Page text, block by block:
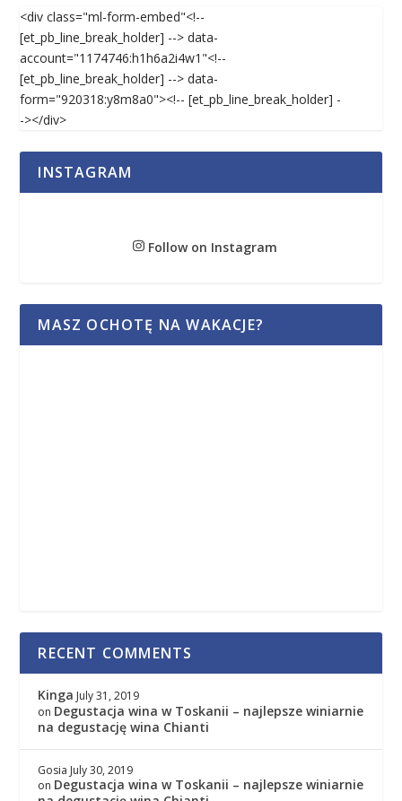
<div class="ml-form-embed"<!--
[et_pb_line_break_holder] --> data-
account="1174746:h1h6a2i4w1"<!--
[et_pb_line_break_holder] --> data-
form="920318:y8m8a0"><!-- [et_pb_line_break_holder] -
-></div>
INSTAGRAM
Follow on Instagram
MASZ OCHOTĘ NA WAKACJE?
RECENT COMMENTS
Kinga July 31, 2019
on Degustacja wina w Toskanii – najlepsze winiarnie
na degustację wina Chianti
Gosia July 30, 2019
on Degustacja wina w Toskanii – najlepsze winiarnie